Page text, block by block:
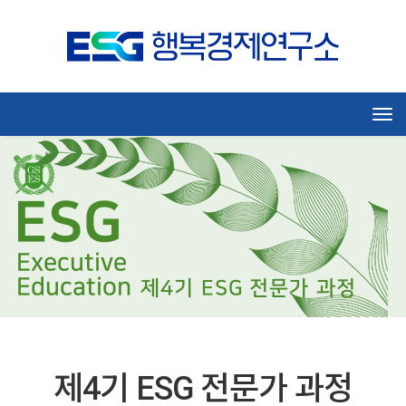
ESG
Executive
Education 제4기 ESG 전문가 과정
제4기 ESG 전문가 과정